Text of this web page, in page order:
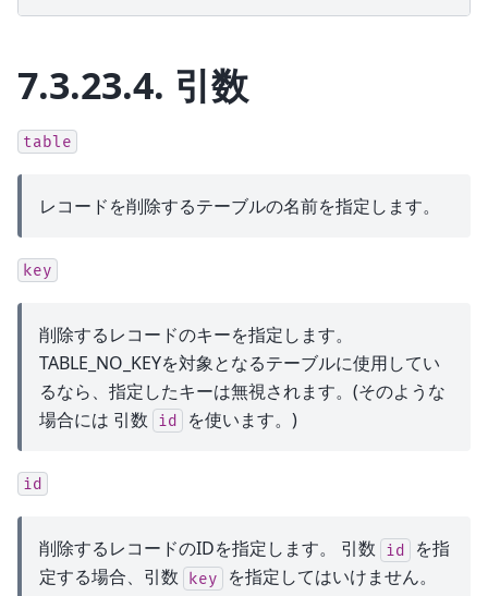
7.3.23.4. 引数
table
レコードを削除するテーブルの名前を指定します。
key
削除するレコードのキーを指定します。
TABLE_NO_KEYを対象となるテーブルに使用してい
るなら、指定したキーは無視されます。(そのような
場合には 引数
id を使います。)
id
削除するレコードのIDを指定します。 引数 id
を指
定する場合、引数
key を指定してはいけません。